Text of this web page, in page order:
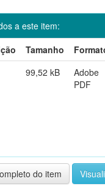
a este item:
Tamanho
99,52 kB
Adobe
PDF
do item